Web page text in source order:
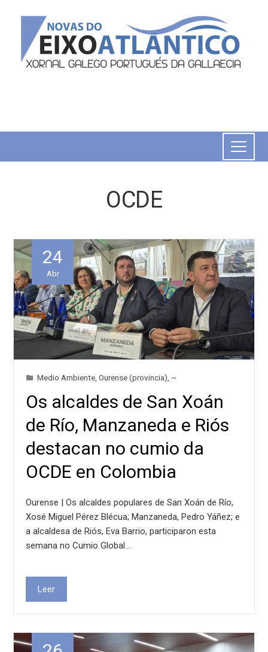
OCDE
24
Abr
Medio Ambiente ,Ourense (provincia) ~
Os alcaldes de San Xoán
de Río, Manzaneda e Riós
destacan no cumio da
OCDE en Colombia
Ourense | Os alcaldes populares de San Xoán de Río,
Xosé Miguel Pérez Blécua; Manzaneda, Pedro Yáñez; e
a alcaldesa de Riós, Eva Barrio, participaron esta
semana no Cumio Global…
Leer